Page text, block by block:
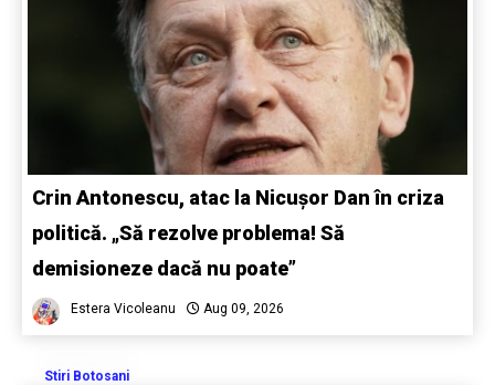
Crin Antonescu, atac la Nicușor Dan în criza
politică. „Să rezolve problema! Să
demisioneze dacă nu poate”
Estera Vicoleanu Aug 09, 2026
Stiri Botosani